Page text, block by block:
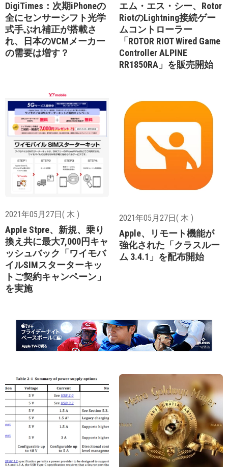
DigiTimes：次期iPhoneの
全にセンサーシフト光学
式手ぶれ補正が搭載さ
れ、日本のVCMメーカー
の需要は増す？
エム・エス・シー、Rotor
RiotのLightning接続ゲー
ムコントローラー
「ROTOR RIOT Wired Game
Controller ALPINE
RR1850RA」を販売開始
2021年05月27日( 木 )
Apple Stpre、新規、乗り
換え共に最大7,000円キャ
ッシュバック「ワイモバ
イルSIMスターターキッ
トご契約キャンペーン」
を実施
2021年05月27日( 木 )
Apple、リモート機能が
強化された「クラスルー
ム 3.4.1」を配布開始